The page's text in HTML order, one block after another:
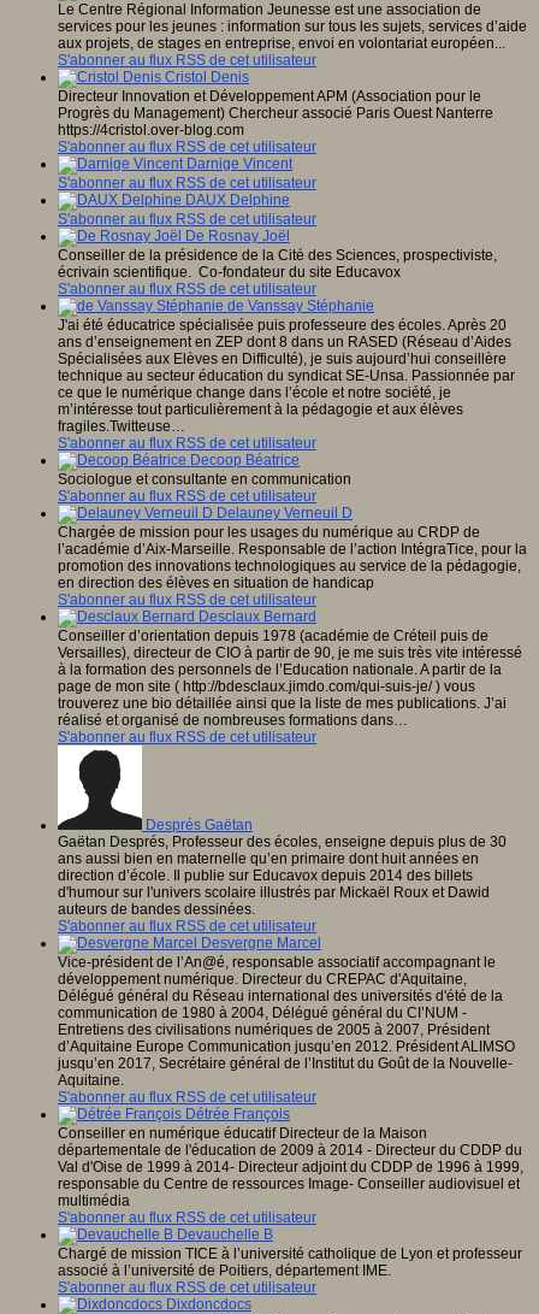
Le Centre Régional Information Jeunesse est une association de
services pour les jeunes : information sur tous les sujets, services d’aide
aux projets, de stages en entreprise, envoi en volontariat européen...
S'abonner au flux RSS de cet utilisateur
Cristol Denis
Directeur Innovation et Développement APM (Association pour le
Progrès du Management) Chercheur associé Paris Ouest Nanterre
https://4cristol.over-blog.com
S'abonner au flux RSS de cet utilisateur
Darnige Vincent
S'abonner au flux RSS de cet utilisateur
DAUX Delphine
S'abonner au flux RSS de cet utilisateur
De Rosnay Joël
Conseiller de la présidence de la Cité des Sciences, prospectiviste,
écrivain scientifique. Co-fondateur du site Educavox
S'abonner au flux RSS de cet utilisateur
de Vanssay Stéphanie
J'ai été éducatrice spécialisée puis professeure des écoles. Après 20
ans d’enseignement en ZEP dont 8 dans un RASED (Réseau d’Aides
Spécialisées aux Elèves en Difficulté), je suis aujourd’hui conseillère
technique au secteur éducation du syndicat SE-Unsa. Passionnée par
ce que le numérique change dans l’école et notre société, je
m’intéresse tout particulièrement à la pédagogie et aux élèves
fragiles.Twitteuse…
S'abonner au flux RSS de cet utilisateur
Decoop Béatrice
Sociologue et consultante en communication
S'abonner au flux RSS de cet utilisateur
Delauney Verneuil D
Chargée de mission pour les usages du numérique au CRDP de
l’académie d’Aix-Marseille. Responsable de l’action IntégraTice, pour la
promotion des innovations technologiques au service de la pédagogie,
en direction des élèves en situation de handicap
S'abonner au flux RSS de cet utilisateur
Desclaux Bernard
Conseiller d’orientation depuis 1978 (académie de Créteil puis de
Versailles), directeur de CIO à partir de 90, je me suis très vite intéressé
à la formation des personnels de l’Education nationale. A partir de la
page de mon site ( http://bdesclaux.jimdo.com/qui-suis-je/ ) vous
trouverez une bio détaillée ainsi que la liste de mes publications. J’ai
réalisé et organisé de nombreuses formations dans…
S'abonner au flux RSS de cet utilisateur
Després Gaëtan
Gaëtan Després, Professeur des écoles, enseigne depuis plus de 30
ans aussi bien en maternelle qu’en primaire dont huit années en
direction d’école. Il publie sur Educavox depuis 2014 des billets
d'humour sur l'univers scolaire illustrés par Mickaël Roux et Dawid
auteurs de bandes dessinées.
S'abonner au flux RSS de cet utilisateur
Desvergne Marcel
Vice-président de l’An@é, responsable associatif accompagnant le
développement numérique. Directeur du CREPAC d'Aquitaine,
Délégué général du Réseau international des universités d'été de la
communication de 1980 à 2004, Délégué général du CI’NUM -
Entretiens des civilisations numériques de 2005 à 2007, Président
d’Aquitaine Europe Communication jusqu’en 2012. Président ALIMSO
jusqu’en 2017, Secrétaire général de l’Institut du Goût de la Nouvelle-
Aquitaine.
S'abonner au flux RSS de cet utilisateur
Détrée François
Conseiller en numérique éducatif Directeur de la Maison
départementale de l'éducation de 2009 à 2014 - Directeur du CDDP du
Val d'Oise de 1999 à 2014- Directeur adjoint du CDDP de 1996 à 1999,
responsable du Centre de ressources Image- Conseiller audiovisuel et
multimédia
S'abonner au flux RSS de cet utilisateur
Devauchelle B
Chargé de mission TICE à l’université catholique de Lyon et professeur
associé à l’université de Poitiers, département IME.
S'abonner au flux RSS de cet utilisateur
Dixdoncdocs